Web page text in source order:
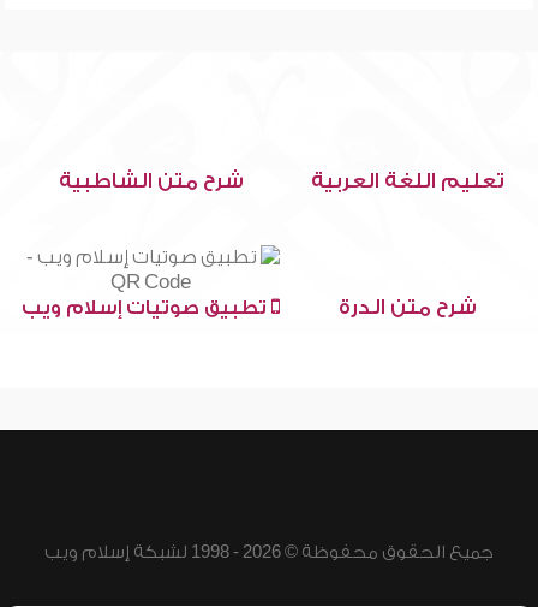
تعليم اللغة العربية شرح متن الشاطبية
شرح متن الدرة تطبيق صوتيات إسلام ويب
جميع الحقوق محفوظة © 2026 - 1998 لشبكة إسلام ويب